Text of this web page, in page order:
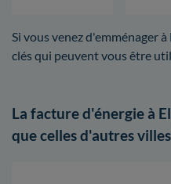
Si vous venez d'emménager
clés qui peuvent vous être
La facture d'énergie à
que celles d'autres